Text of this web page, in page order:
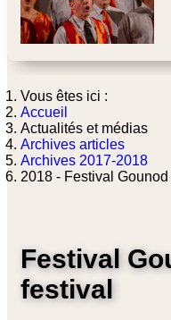
Vous êtes ici :
Accueil
Actualités et médias
Archives articles
Archives 2017-2018
2018 - Festival Gounod
Festival
festival